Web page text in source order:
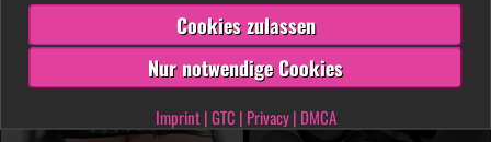
Cookies zulassen
Nur notwendige Cookies
Imprint|GTC | Privacy| DMCA
schafft!